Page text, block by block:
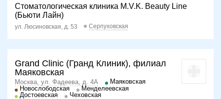
Стоматологическая клиника M.V.K. Beauty Line
(Бьюти Лайн)
ул. Люсиновская, д. 53 Серпуховская
Grand Clinic (Гранд Клиник), филиал
Маяковская
Москва, ул. Фадеева, д. 4А
Маяковская
Новослободская
Менделеевская
Достоевская
Чеховская